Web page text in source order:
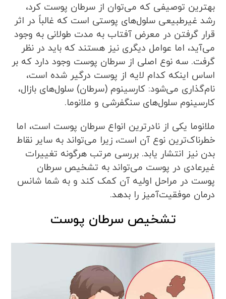
بهترین توصیفی که می‌توان از سرطان پوست کرد،
رشد غیرطبیعی سلول‌های پوستی است که غالباً در اثر
قرار گرفتن در معرض آفتاب به مدت طولانی به وجود
می‌آید، اما عوامل دیگری نیز هستند که باید در نظر
گرفت. سه نوع اصلی از سرطان پوست وجود دارد که بر
اساس اینکه کدام لایه از پوست درگیر شده است،
نام‌گذاری می‌شود: کارسینوم (سرطان) سلول‌های بازال،
کارسینوم سلول‌های سنگفرشی و ملانوما.
ملانوما یکی از نادرترین انواع سرطان پوست است، اما
خطرناک‌ترین نوع آن است، زیرا می‌تواند به سایر نقاط
بدن نیز انتشار یابد. بررسی مرتب هرگونه تغییرات
غیرعادی در پوست می‌تواند به تشخیص سرطان
پوست در مراحل اولیه آن کمک کند و به شما شانس
درمان موفقیت‌آمیز را بدهد.
تشخیص سرطان پوست